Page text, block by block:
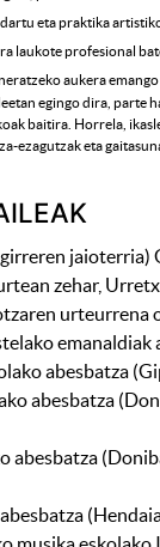
eta praktika
laukote profesional
aukera emango
egingo dira, parte
baitira. Horrela,
ezagutzak eta
jaioterria)
zehar,
urteurrena
abesbatza
abesbatza
abesbatza